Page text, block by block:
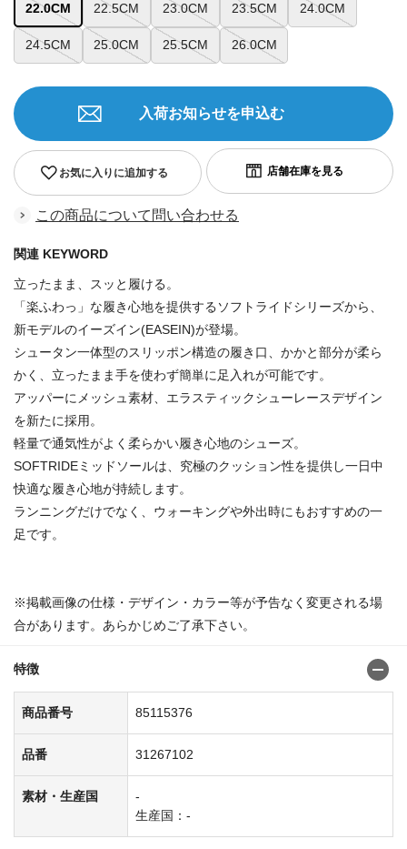
22.0CM 22.5CM 23.0CM 23.5CM 24.0CM
24.5CM 25.0CM 25.5CM 26.0CM
お気に入りに追加する
入荷お知らせを申込む
この商品について問い合わせる
関連 KEYWORD
立ったまま、スッと履ける。
「楽ふわっ」な履き心地を提供するソフトライドシリーズから、
新モデルのイーズイン(EASEIN)が登場。
シュータン一体型のスリッポン構造の履き口、かかと部分が柔ら
かく、立ったまま手を使わず簡単に足入れが可能です。
アッパーにメッシュ素材、エラスティックシューレースデザイン
を新たに採用。
軽量で通気性がよく柔らかい履き心地のシューズ。
SOFTRIDEミッドソールは、究極のクッション性を提供し一日中
快適な履き心地が持続します。
ランニングだけでなく、ウォーキングや外出時にもおすすめの一
足です。
※掲載画像の仕様・デザイン・カラー等が予告なく変更される場
合があります。あらかじめご了承下さい。
特徴
商品番号 85115376
品番 31267102
素材・生産国
-
生産国：-